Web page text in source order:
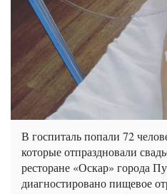
В госпиталь попали 72
которые отпраздновали
ресторане «Оскар» города
диагностировано пищевое